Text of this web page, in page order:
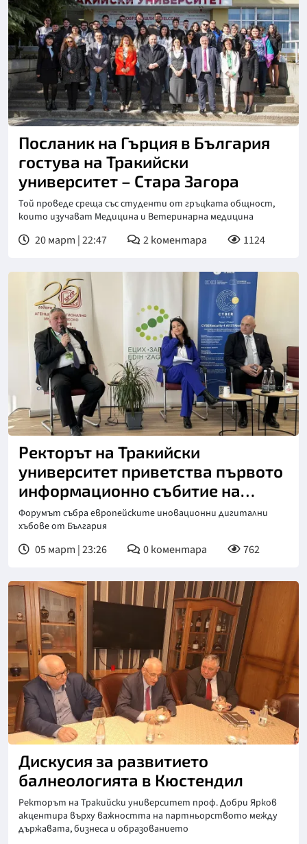
Посланик на Гърция в България
гостува на Тракийски
университет – Стара Загора
Той проведе среща със студенти от гръцката общност,
които изучават Медицина и Ветеринарна медицина
20 март | 22:47 2коментара 1124
Ректорът на Тракийски
университет приветства първото
информационно събитие на
дигиталните иновационни
хъбове
Форумът събра европейските иновационни дигитални
хъбове от България
05 март | 23:26 0коментара 762
Дискусия за развитието
балнеологията в Кюстендил
Ректорът на Тракийски университет проф. Добри Ярков
акцентира върху важността на партньорството между
държавата, бизнеса и образованието